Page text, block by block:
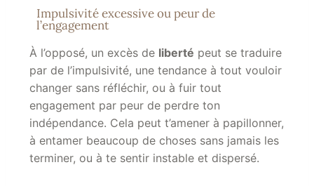
Impulsivité excessive ou peur de
l’engagement
À l’opposé, un excès de liberté peut se traduire
par de l’impulsivité, une tendance à tout vouloir
changer sans réfléchir, ou à fuir tout
engagement par peur de perdre ton
indépendance. Cela peut t’amener à papillonner,
à entamer beaucoup de choses sans jamais les
terminer, ou à te sentir instable et dispersé.